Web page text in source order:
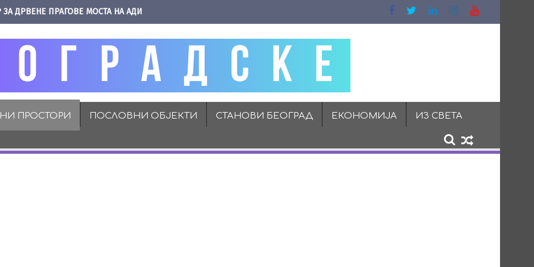
ЗА ДРВЕНЕ ПРАГОВЕ МОСТА НА АДИ
ПРОСТОРИ ПОСЛОВНИ ОБЈЕКТИ СТАНОВИ БЕОГРАД ЕКОНОМИЈА ИЗ СВЕТА